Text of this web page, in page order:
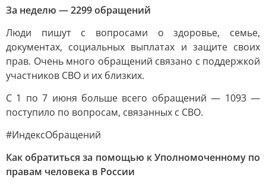
За неделю — 2299 обращений
Люди пишут с вопросами о здоровье, семье,
документах, социальных выплатах и защите своих
прав. Очень много обращений связано с поддержкой
участников СВО и их близких.
С 1 по 7 июня больше всего обращений — 1093 —
поступило по вопросам, связанных с СВО.
#ИндексОбращений
Как обратиться за помощью к Уполномоченному по
правам человека в России